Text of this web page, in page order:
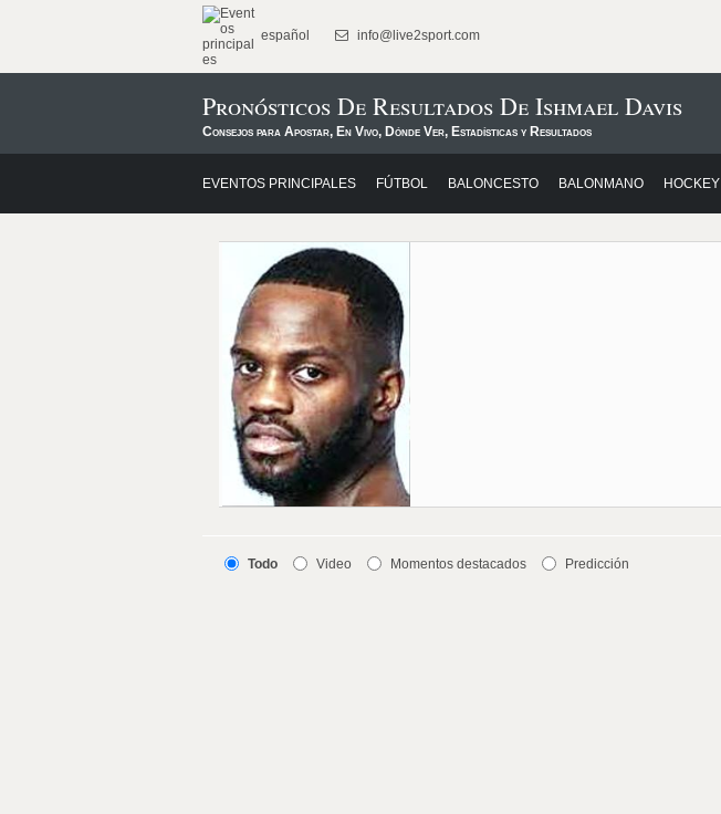
español info@live2sport.com
Pronósticos De Resultados De Ishmael Davis
Consejos para Apostar, En Vivo, Dónde Ver, Estadísticas y Resultados
EVENTOS PRINCIPALES FÚTBOL BALONCESTO BALONMANO HOCKEY
Todo Video Momentos destacados Predicción